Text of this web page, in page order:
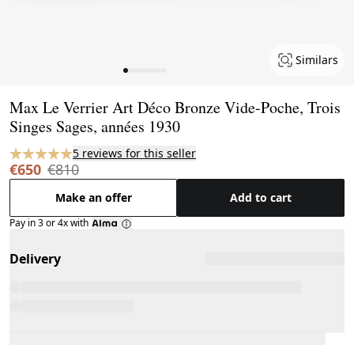
Similars
Max Le Verrier Art Déco Bronze Vide-Poche, Trois
Singes Sages, années 1930
5 reviews for this seller
€650 €810
Make an offer Add to cart
Pay in 3 or 4x with
Delivery